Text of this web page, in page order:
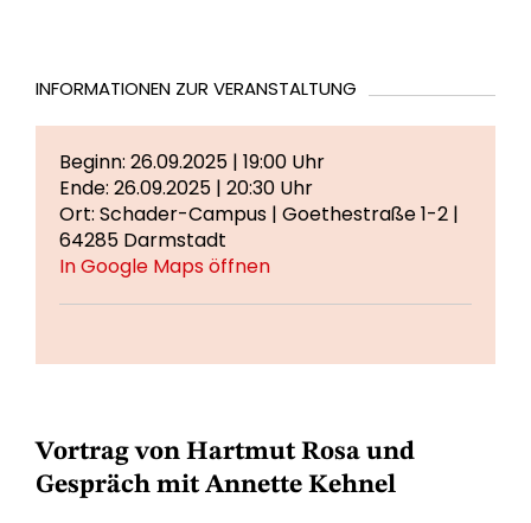
INFORMATIONEN ZUR VERANSTALTUNG
Beginn: 26.09.2025 | 19:00 Uhr
Ende: 26.09.2025 | 20:30 Uhr
Ort: Schader-Campus | Goethestraße 1-2 |
64285 Darmstadt
In Google Maps öffnen
Vortrag von Hartmut Rosa und
Gespräch mit Annette Kehnel